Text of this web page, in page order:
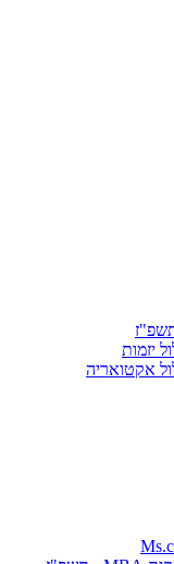
יזמות
אקטואריה